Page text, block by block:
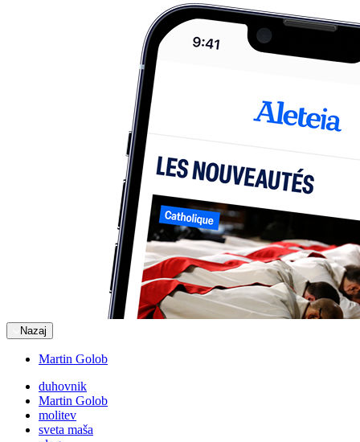
Nazaj
Martin Golob
duhovnik
Martin Golob
molitev
sveta maša